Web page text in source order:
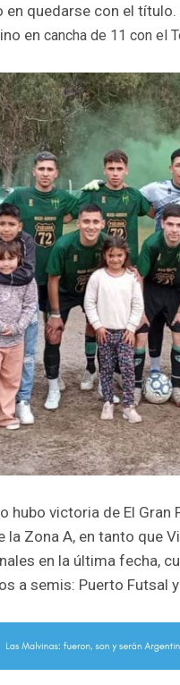
quedarse con el
en cancha de 11 con el
hubo victoria de El Gran
Zona A, en tanto que
en la última fecha,
a semis: Puerto Futsal